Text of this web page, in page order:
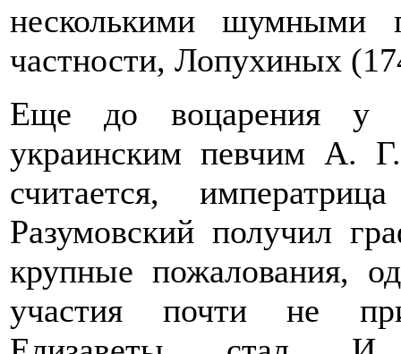
несколькими шумными
частности, Лопухиных
Еще до воцарения у
украинским певчим А.
считается,
Разумовский получил
крупные пожалования,
участия почти не